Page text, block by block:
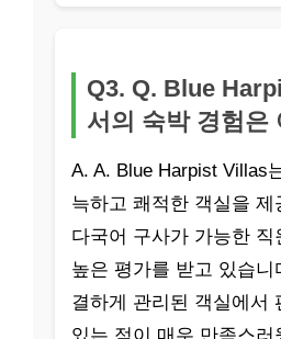
Q3. Q. Blue
서의 숙박 경험은
A. A. Blue Harpist Villas
늑하고 쾌적한 객실을 제
다국어 구사가 가능한 직
높은 평가를 받고 있습니
결하게 관리된 객실에서